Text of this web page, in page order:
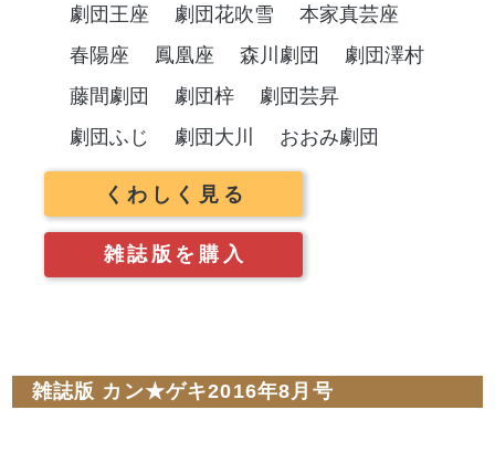
劇団王座
劇団花吹雪
本家真芸座
春陽座
鳳凰座 森川劇団
劇団澤村
藤間劇団
劇団梓
劇団芸昇
劇団ふじ
劇団大川 おおみ劇団
くわしく見る
雑誌版を購入
雑誌版 カン★ゲキ2016年8月号